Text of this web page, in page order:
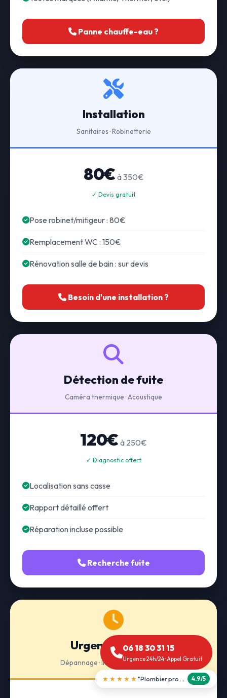
Panne chauffe-eau ?
Installation
Sanitaires · Robinetterie
80€ à 350€
✓ Devis gratuit
Pose robinet/mitigeur : 80€
Remplacement WC : 150€
Rénovation salle de bain : sur devis
Besoin d'une installation ?
Détection de fuite
Caméra thermique · Acoustique
120€ à 250€
✓ Diagnostic offert
Localisation sans casse
Rapport détaillé offert
Réparation incluse possible
Recherche fuite
Urgence 24h/24
Dépannage · Intervention express
06 18 30 31 15
Urgence 24h/24 · Appel Gratuit
★★★★★ "Débouchage WC en 30 min" 5.0/5